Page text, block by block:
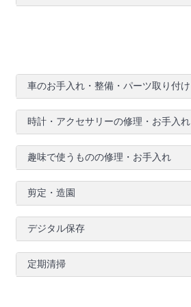
車のお手入れ・整備・パーツ取り付け
時計・アクセサリーの修理・お手入れ
趣味で使うものの修理・お手入れ
剪定・造園
デジタル保存
定期清掃